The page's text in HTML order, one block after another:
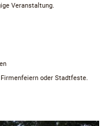
Veranstaltung.
oder Stadtfeste.